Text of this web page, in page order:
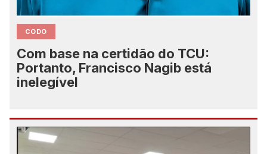
CODO
Com base na certidão do TCU:
Portanto, Francisco Nagib está
inelegível